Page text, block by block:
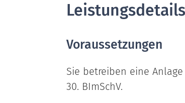
Leistungsdetails
Voraussetzungen
Sie betreiben eine
30. BImSchV.